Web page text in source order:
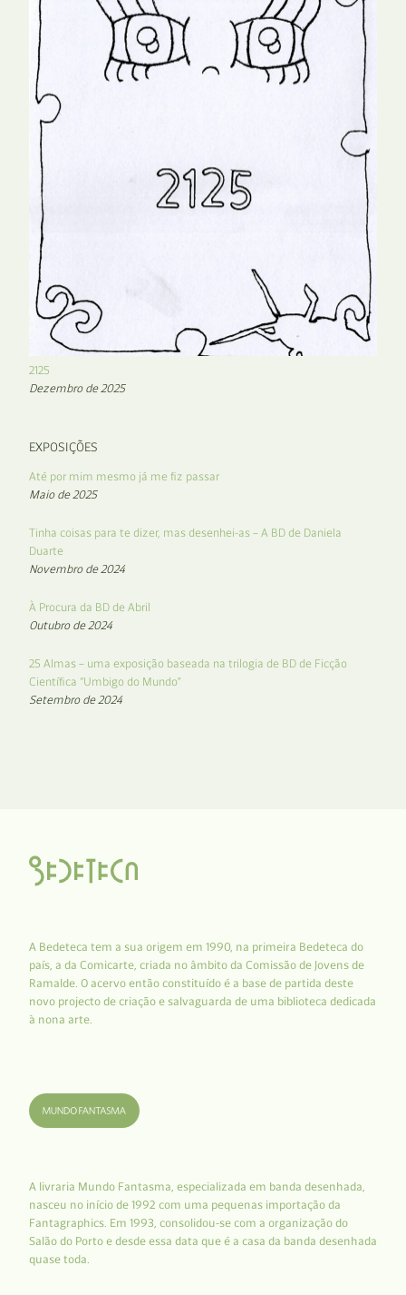
2125
Dezembro de 2025
EXPOSIÇÕES
Até por mim mesmo já me fiz passar
Maio de 2025
Tinha coisas para te dizer, mas desenhei-as – A BD de Daniela
Duarte
Novembro de 2024
À Procura da BD de Abril
Outubro de 2024
25 Almas – uma exposição baseada na trilogia de BD de Ficção
Científica “Umbigo do Mundo”
Setembro de 2024
A Bedeteca tem a sua origem em 1990, na primeira Bedeteca do
país, a da Comicarte, criada no âmbito da Comissão de Jovens de
Ramalde. O acervo então constituído é a base de partida deste
novo projecto de criação e salvaguarda de uma biblioteca dedicada
à nona arte.
A livraria Mundo Fantasma, especializada em banda desenhada,
nasceu no início de 1992 com uma pequenas importação da
Fantagraphics. Em 1993, consolidou-se com a organização do
Salão do Porto e desde essa data que é a casa da banda desenhada
quase toda.